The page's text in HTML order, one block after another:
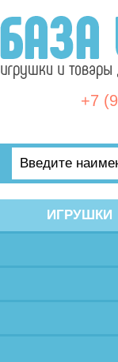
+7
ИГРУШКИ